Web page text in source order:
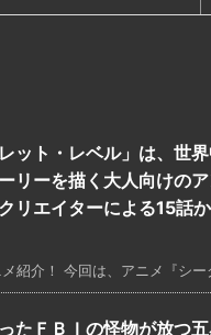
レット・レベル」は、世
リーを描く大人向けの
リエイターによる15話
メ紹介！ 今回は、アニメ『シ
たＦＢＩの怪物が放つ